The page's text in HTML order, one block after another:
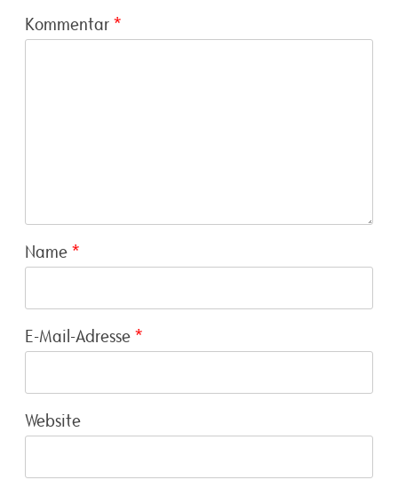
Kommentar *
Name *
E-Mail-Adresse *
Website